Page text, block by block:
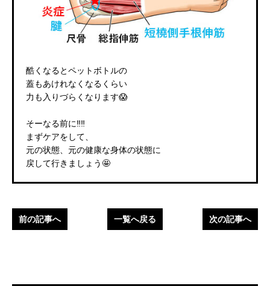
酷くなるとペットボトルの
蓋もあけれなくなるくらい
力も入りづらくなります😱
そーなる前に‼️‼️
まずケアをして、
元の状態、元の健康な身体の状態に
戻して行きましょう🤩
前の記事へ 一覧へ戻る 次の記事へ